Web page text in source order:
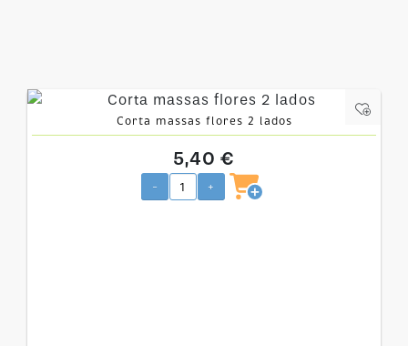
Corta massas flores 2 lados
5,40 €
- +